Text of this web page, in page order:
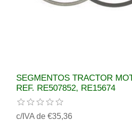
SEGMENTOS TRACTOR
REF. RE507852, RE15674
c/IVA de €35,36